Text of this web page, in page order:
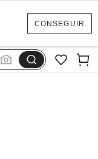
CONSEGUIR